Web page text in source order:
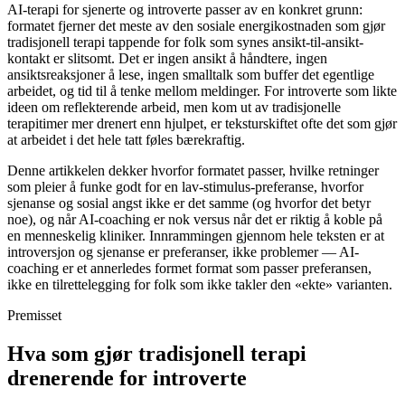
AI-terapi for sjenerte og introverte passer av en konkret grunn:
formatet fjerner det meste av den sosiale energikostnaden som gjør
tradisjonell terapi tappende for folk som synes ansikt-til-ansikt-
kontakt er slitsomt. Det er ingen ansikt å håndtere, ingen
ansiktsreaksjoner å lese, ingen smalltalk som buffer det egentlige
arbeidet, og tid til å tenke mellom meldinger. For introverte som likte
ideen om reflekterende arbeid, men kom ut av tradisjonelle
terapitimer mer drenert enn hjulpet, er teksturskiftet ofte det som gjør
at arbeidet i det hele tatt føles bærekraftig.
Denne artikkelen dekker hvorfor formatet passer, hvilke retninger
som pleier å funke godt for en lav-stimulus-preferanse, hvorfor
sjenanse og sosial angst ikke er det samme (og hvorfor det betyr
noe), og når AI-coaching er nok versus når det er riktig å koble på
en menneskelig kliniker. Innrammingen gjennom hele teksten er at
introversjon og sjenanse er preferanser, ikke problemer — AI-
coaching er et annerledes formet format som passer preferansen,
ikke en tilrettelegging for folk som ikke takler den «ekte» varianten.
Premisset
Hva som gjør tradisjonell terapi
drenerende for introverte